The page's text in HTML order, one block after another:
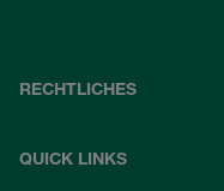
RECHTLICHES
QUICK LINKS